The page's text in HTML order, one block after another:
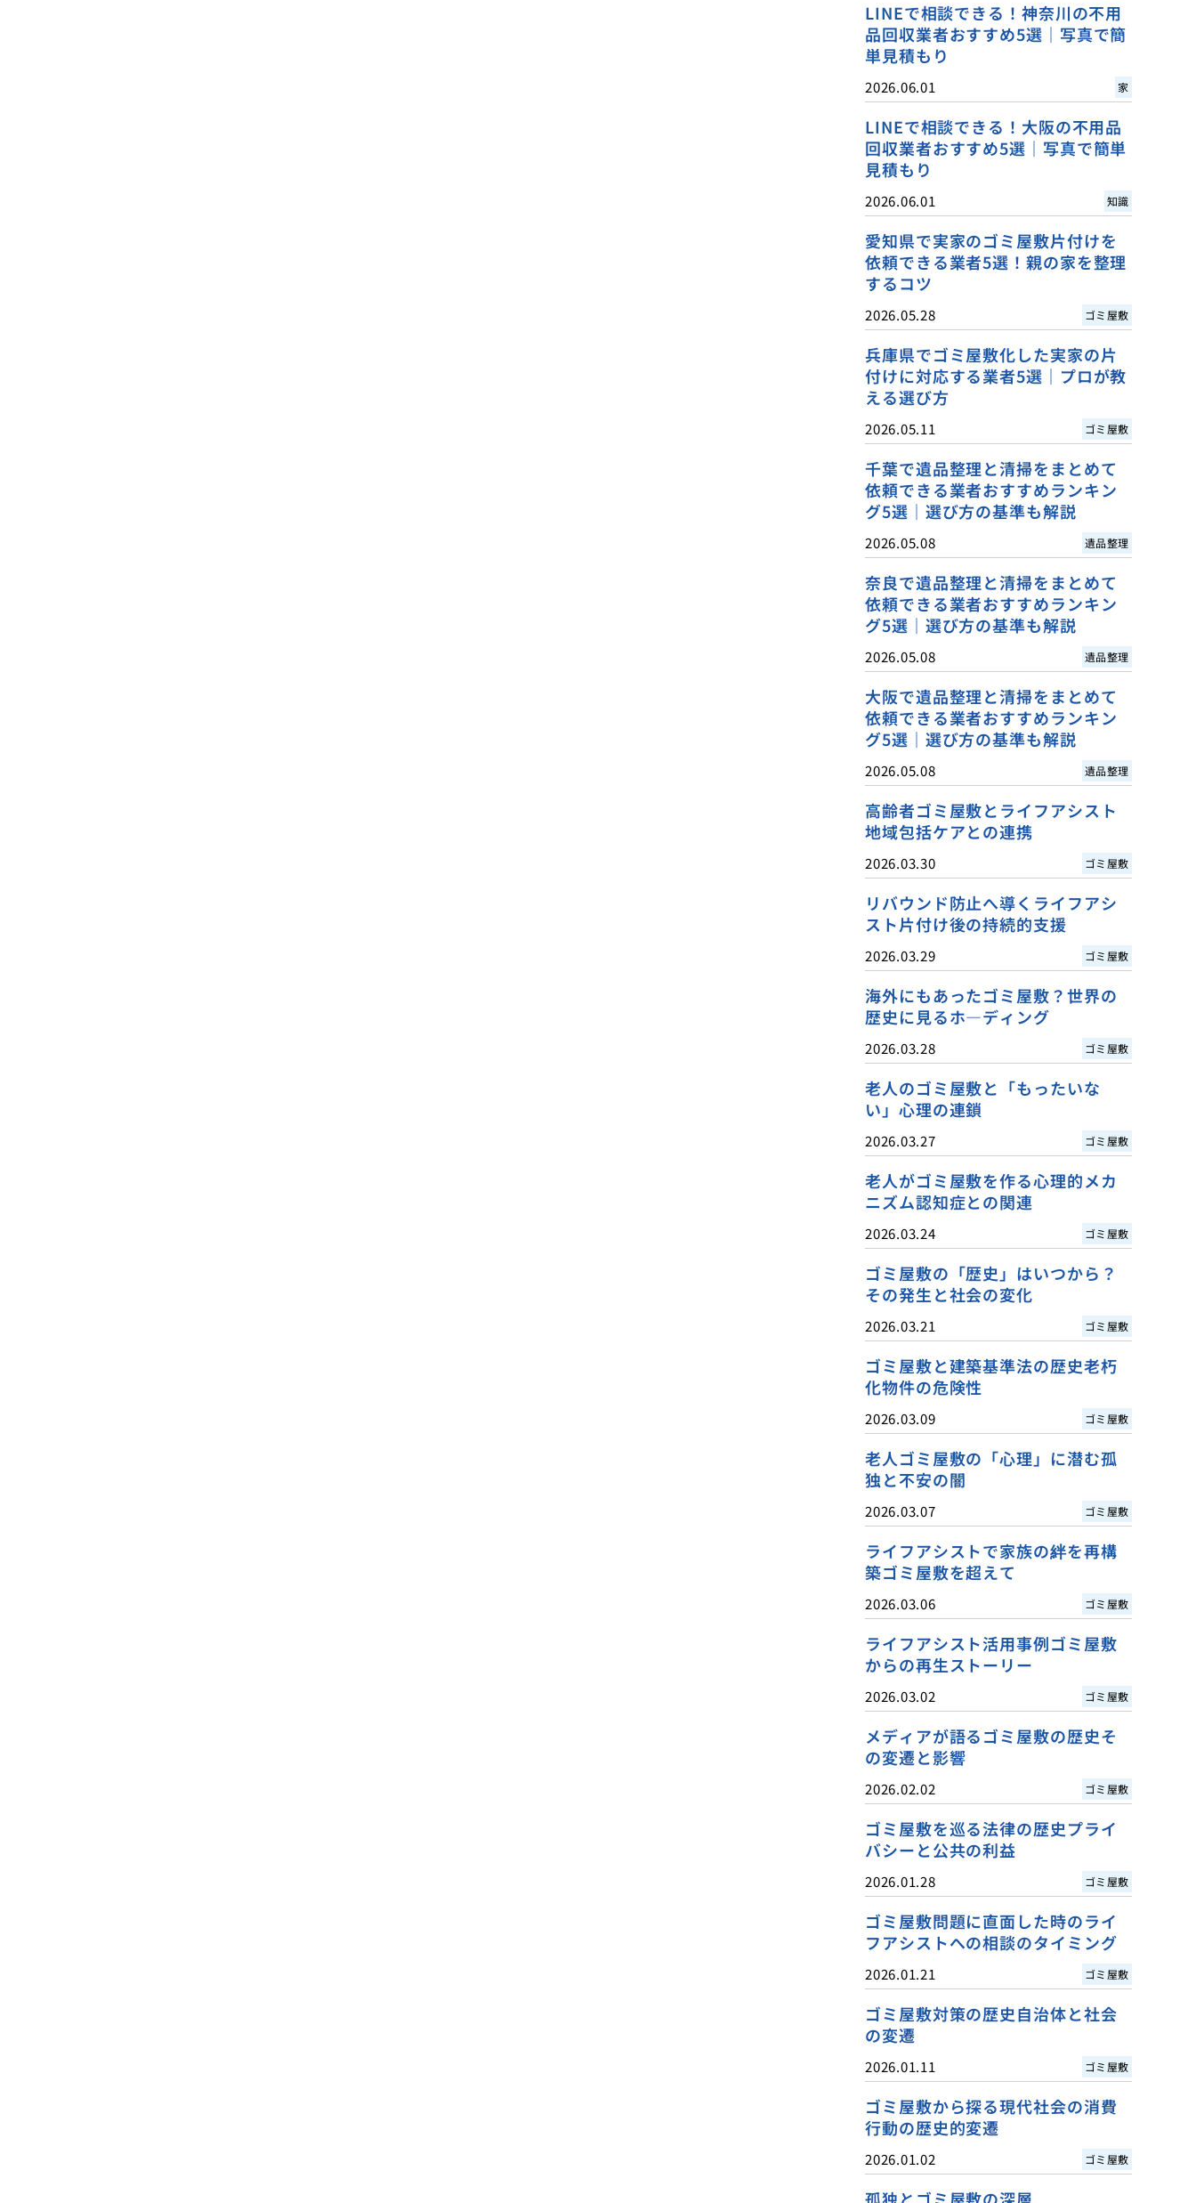
LINEで相談できる！神奈川の不用
品回収業者おすすめ5選｜写真で簡
単見積もり
2026.06.01 家
LINEで相談できる！大阪の不用品
回収業者おすすめ5選｜写真で簡単
見積もり
2026.06.01 知識
愛知県で実家のゴミ屋敷片付けを
依頼できる業者5選！親の家を整理
するコツ
2026.05.28 ゴミ屋敷
兵庫県でゴミ屋敷化した実家の片
付けに対応する業者5選｜プロが教
える選び方
2026.05.11 ゴミ屋敷
千葉で遺品整理と清掃をまとめて
依頼できる業者おすすめランキン
グ5選｜選び方の基準も解説
2026.05.08 遺品整理
奈良で遺品整理と清掃をまとめて
依頼できる業者おすすめランキン
グ5選｜選び方の基準も解説
2026.05.08 遺品整理
大阪で遺品整理と清掃をまとめて
依頼できる業者おすすめランキン
グ5選｜選び方の基準も解説
2026.05.08 遺品整理
高齢者ゴミ屋敷とライフアシスト
地域包括ケアとの連携
2026.03.30 ゴミ屋敷
リバウンド防止へ導くライフアシ
スト片付け後の持続的支援
2026.03.29 ゴミ屋敷
海外にもあったゴミ屋敷？世界の
歴史に見るホ―ディング
2026.03.28 ゴミ屋敷
老人のゴミ屋敷と「もったいな
い」心理の連鎖
2026.03.27 ゴミ屋敷
老人がゴミ屋敷を作る心理的メカ
ニズム認知症との関連
2026.03.24 ゴミ屋敷
ゴミ屋敷の「歴史」はいつから？
その発生と社会の変化
2026.03.21 ゴミ屋敷
ゴミ屋敷と建築基準法の歴史老朽
化物件の危険性
2026.03.09 ゴミ屋敷
老人ゴミ屋敷の「心理」に潜む孤
独と不安の闇
2026.03.07 ゴミ屋敷
ライフアシストで家族の絆を再構
築ゴミ屋敷を超えて
2026.03.06 ゴミ屋敷
ライフアシスト活用事例ゴミ屋敷
からの再生ストーリー
2026.03.02 ゴミ屋敷
メディアが語るゴミ屋敷の歴史そ
の変遷と影響
2026.02.02 ゴミ屋敷
ゴミ屋敷を巡る法律の歴史プライ
バシーと公共の利益
2026.01.28 ゴミ屋敷
ゴミ屋敷問題に直面した時のライ
フアシストへの相談のタイミング
2026.01.21 ゴミ屋敷
ゴミ屋敷対策の歴史自治体と社会
の変遷
2026.01.11 ゴミ屋敷
ゴミ屋敷から探る現代社会の消費
行動の歴史的変遷
2026.01.02 ゴミ屋敷